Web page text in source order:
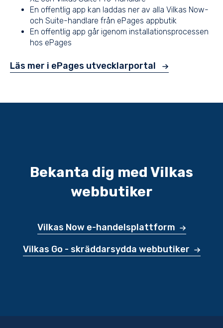
En offentlig app kan laddas ner av alla Vilkas Now-
och Suite-handlare från ePages appbutik
En offentlig app går igenom installationsprocessen
hos ePages
Läs mer i ePages utvecklarportal
Bekanta dig med Vilkas
webbutiker
Vilkas Now e-handelsplattform
Vilkas Go - skräddarsydda webbutiker